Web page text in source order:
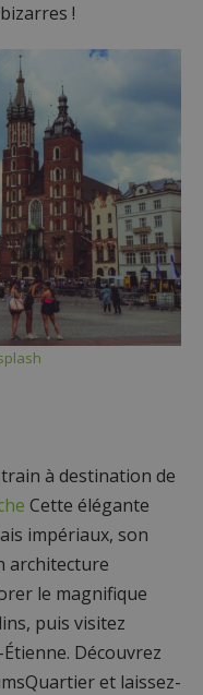
!
à destination de
Cette élégante
impériaux, son
architecture
le magnifique
puis visitez
Découvrez
et laissez-